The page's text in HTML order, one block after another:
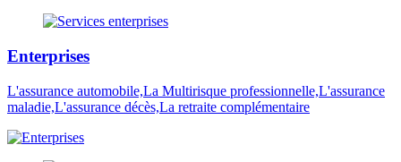
Enterprises
L'assurance automobile,La Multirisque professionnelle,L'assurance
maladie,L'assurance décès,La retraite complémentaire